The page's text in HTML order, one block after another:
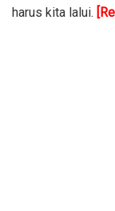
harus kita lalui.